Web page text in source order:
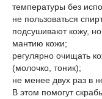
температуры без
не пользоваться
подсушивают кожу,
мантию кожи;
регулярно очищать
(молочко, тоник);
не менее двух раз в
В этом помогут